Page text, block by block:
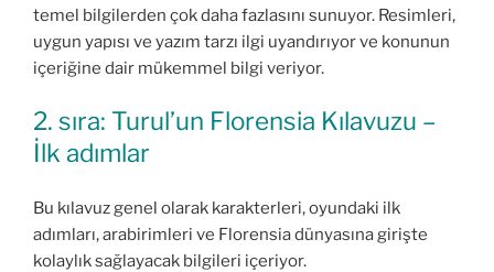
temel bilgilerden çok daha fazlasını sunuyor. Resimleri,
uygun yapısı ve yazım tarzı ilgi uyandırıyor ve konunun
içeriğine dair mükemmel bilgi veriyor.
2. sıra: Turul’un Florensia Kılavuzu –
İlk adımlar
Bu kılavuz genel olarak karakterleri, oyundaki ilk
adımları, arabirimleri ve Florensia dünyasına girişte
kolaylık sağlayacak bilgileri içeriyor.